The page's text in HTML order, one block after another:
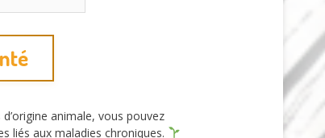
animale, vous pouvez
liés aux maladies chroniques.